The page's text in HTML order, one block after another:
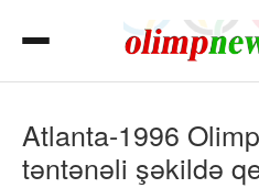
Atlanta-1996
təntənəli şəkildə